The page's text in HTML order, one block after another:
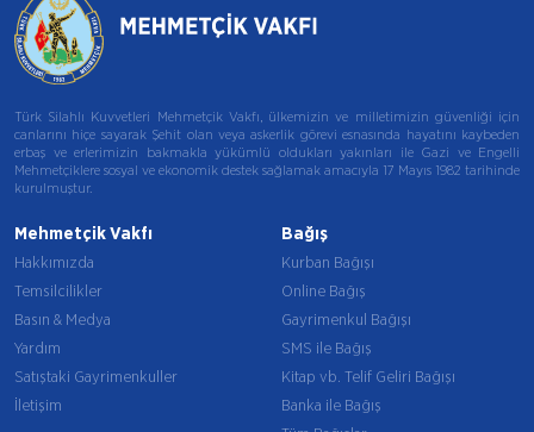
Türk Silahlı Kuvvetleri Mehmetçik Vakfı, ülkemizin ve milletimizin güvenliği için
canlarını hiçe sayarak Şehit olan veya askerlik görevi esnasında hayatını kaybeden
erbaş ve erlerimizin bakmakla yükümlü oldukları yakınları ile Gazi ve Engelli
Mehmetçiklere sosyal ve ekonomik destek sağlamak amacıyla 17 Mayıs 1982 tarihinde
kurulmuştur.
Mehmetçik Vakfı
Hakkımızda
Temsilcilikler
Basın & Medya
Yardım
Satıştaki Gayrimenkuller
İletişim
Bağış
Kurban Bağışı
Online Bağış
Gayrimenkul Bağışı
SMS ile Bağış
Kitap vb. Telif Geliri Bağışı
Banka ile Bağış